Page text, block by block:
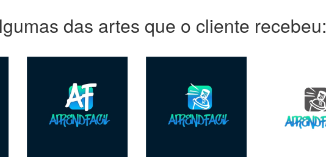
das artes que o cliente recebeu: